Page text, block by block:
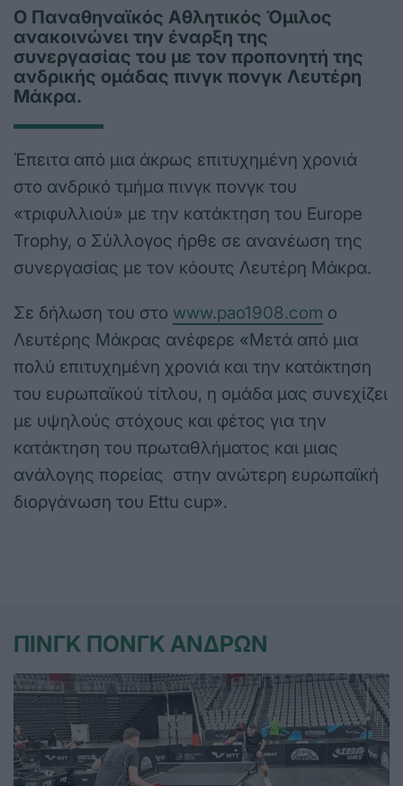
Ο Παναθηναϊκός Αθλητικός Όμιλος
ανακοινώνει την έναρξη της
συνεργασίας του με τον προπονητή της
ανδρικής ομάδας πινγκ πονγκ Λευτέρη
Μάκρα.
Έπειτα από μια άκρως επιτυχημένη χρονιά
στο ανδρικό τμήμα πινγκ πονγκ του
«τριφυλλιού» με την κατάκτηση του Europe
Trophy, ο Σύλλογος ήρθε σε ανανέωση της
συνεργασίας με τον κόουτς Λευτέρη Μάκρα.
Σε δήλωση του στο www.pao1908.com ο
Λευτέρης Μάκρας ανέφερε «Μετά από μια
πολύ επιτυχημένη χρονιά και την κατάκτηση
του ευρωπαϊκού τίτλου, η ομάδα μας συνεχίζει
με υψηλούς στόχους και φέτος για την
κατάκτηση του πρωταθλήματος και μιας
ανάλογης πορείας στην ανώτερη ευρωπαϊκή
διοργάνωση του Εttu cup».
ΠΙΝΓΚ ΠΟΝΓΚ ΑΝΔΡΩΝ